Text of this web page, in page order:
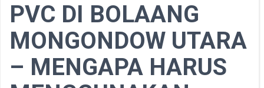
PVC DI BOLAANG
MONGONDOW UTARA
– MENGAPA HARUS